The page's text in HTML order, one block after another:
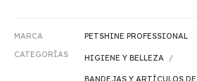
MARCA
PETSHINE PROFESSIONAL
CATEGORÍAS
HIGIENE Y BELLEZA
BANDEJAS Y ARTÍCULOS